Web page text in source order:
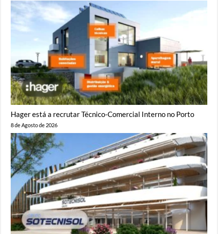
Hager está a recrutar Técnico-Comercial Interno no Porto
8 de Agosto de 2026